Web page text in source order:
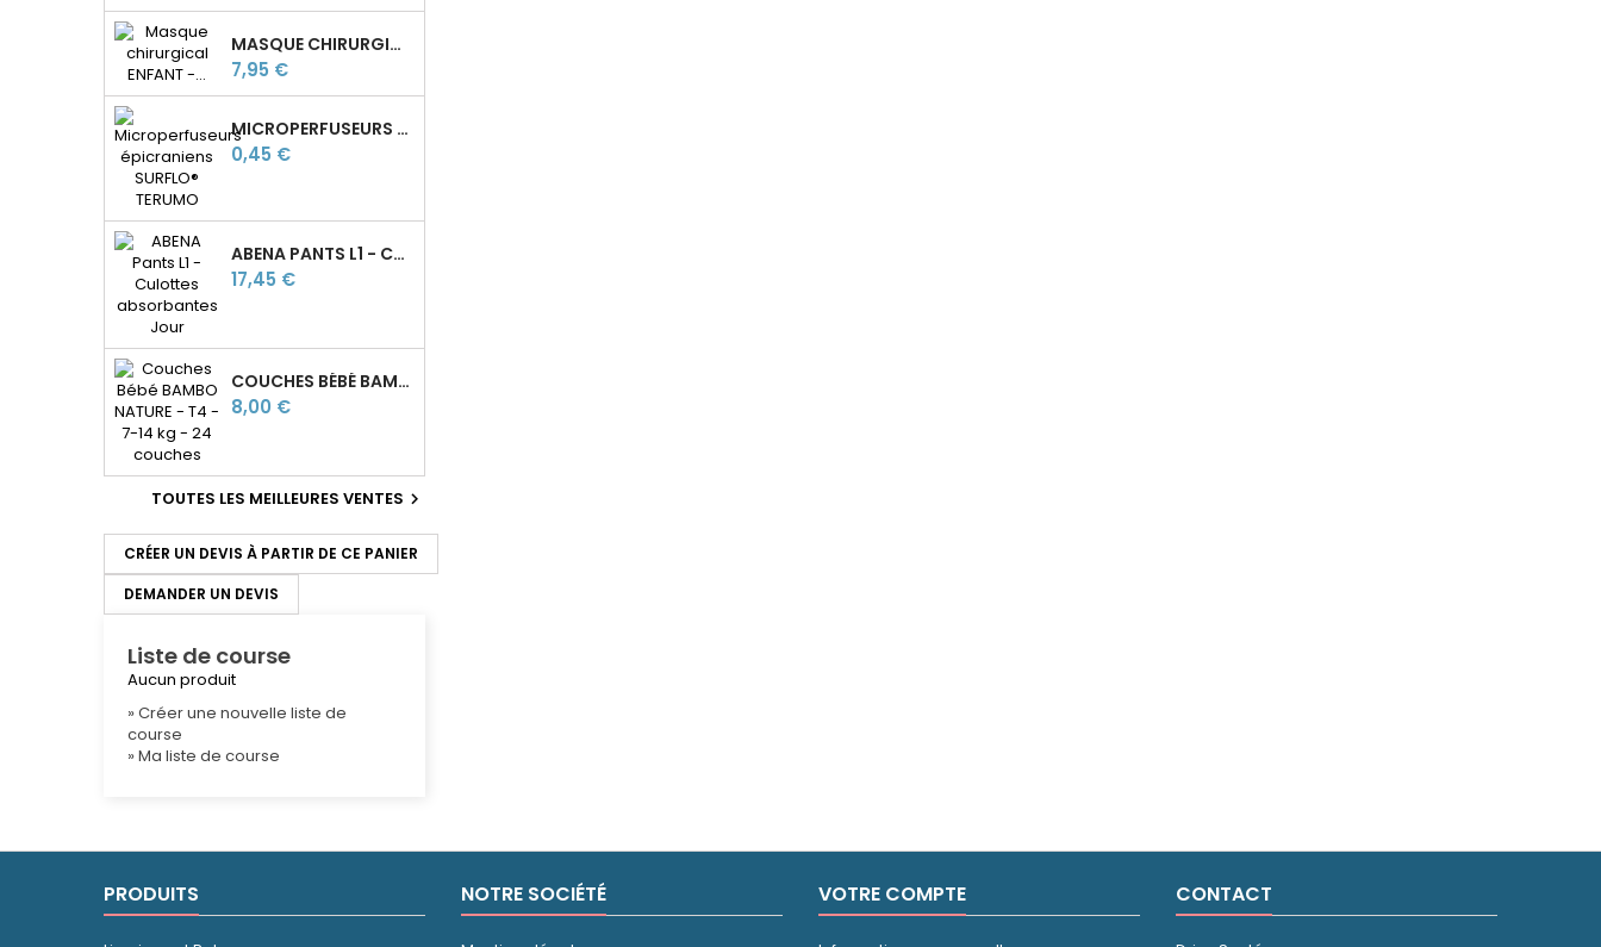
MASQUE CHIRURGICAL ENFANT - TYPE II - 3 PLIS - FABRIQUÉ EN FRANCE
Prix
7,95 €
MICROPERFUSEURS ÉPICRANIENS SURFLO® TERUMO
Prix
0,45 €
ABENA PANTS L1 - CULOTTES ABSORBANTES JOUR
Prix
17,45 €
COUCHES BÉBÉ BAMBO NATURE T4 - L - 7 À 14 KG
Prix
8,00 €
TOUTES LES MEILLEURES VENTES 
CRÉER UN DEVIS À PARTIR DE CE PANIER
DEMANDER UN DEVIS
Liste de course
Aucun produit
» Créer une nouvelle liste de
course
» Ma liste de course
PRODUITS NOTRE SOCIÉTÉ VOTRE COMPTE CONTACT